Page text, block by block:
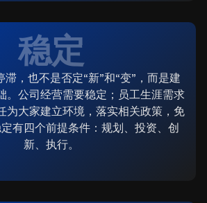
稳定
滞，也不是否定“新”和“变”，而是建
。公司经营需要稳定；员工生涯需求
为大家建立环境，落实相关政策，免
有四个前提条件：规划、投资、创
新、执行。